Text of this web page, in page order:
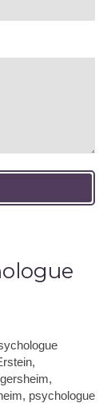
,
,
, psychologue